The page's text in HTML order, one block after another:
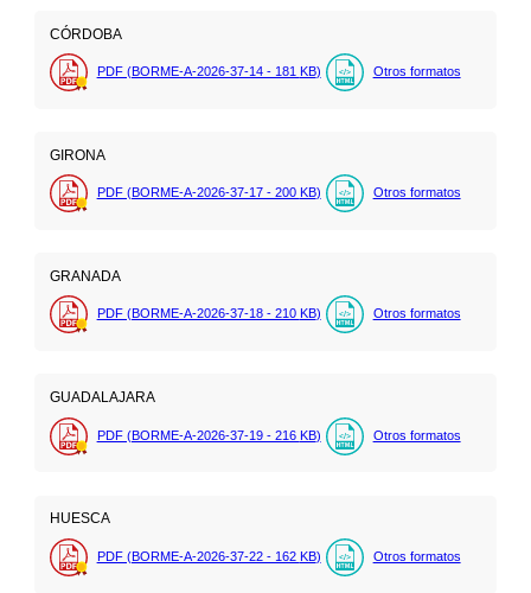
CÓRDOBA
PDF (BORME-A-2026-37-14 - 181 KB) Otros formatos
GIRONA
PDF (BORME-A-2026-37-17 - 200 KB) Otros formatos
GRANADA
PDF (BORME-A-2026-37-18 - 210 KB) Otros formatos
GUADALAJARA
PDF (BORME-A-2026-37-19 - 216 KB) Otros formatos
HUESCA
PDF (BORME-A-2026-37-22 - 162 KB) Otros formatos